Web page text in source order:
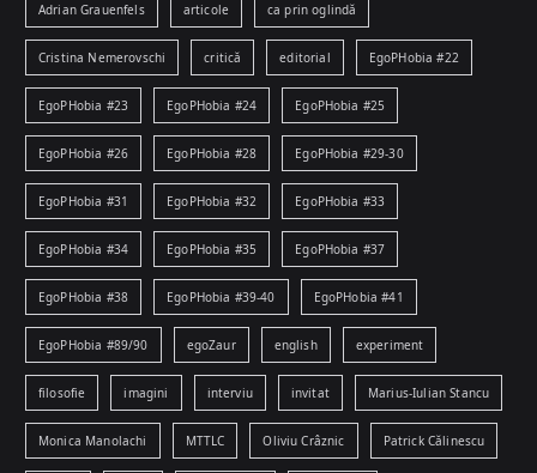
Adrian Grauenfels articole ca prin oglindă
Cristina Nemerovschi critică editorial EgoPHobia #22
EgoPHobia #23 EgoPHobia #24 EgoPHobia #25
EgoPHobia #26 EgoPHobia #28 EgoPHobia #29-30
EgoPHobia #31 EgoPHobia #32 EgoPHobia #33
EgoPHobia #34 EgoPHobia #35 EgoPHobia #37
EgoPHobia #38 EgoPHobia #39-40 EgoPHobia #41
EgoPHobia #89/90 egoZaur english experiment
filosofie imagini interviu invitat Marius-Iulian Stancu
Monica Manolachi MTTLC Oliviu Crâznic Patrick Călinescu